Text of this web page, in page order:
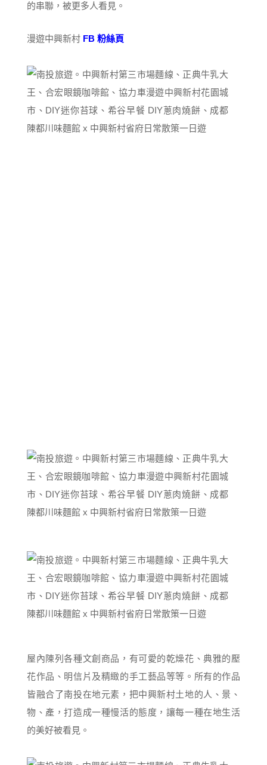
的串聯，被更多人看見。
漫遊中興新村 FB 粉絲頁
屋內陳列各種文創商品，有可愛的乾燥花、典雅的壓
花作品、明信片及精緻的手工藝品等等。所有的作品
皆融合了南投在地元素，把中興新村土地的人、景、
物、產，打造成一種慢活的態度，讓每一種在地生活
的美好被看見。